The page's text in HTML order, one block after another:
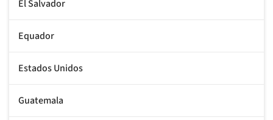
El Salvador
Equador
Estados Unidos
Guatemala